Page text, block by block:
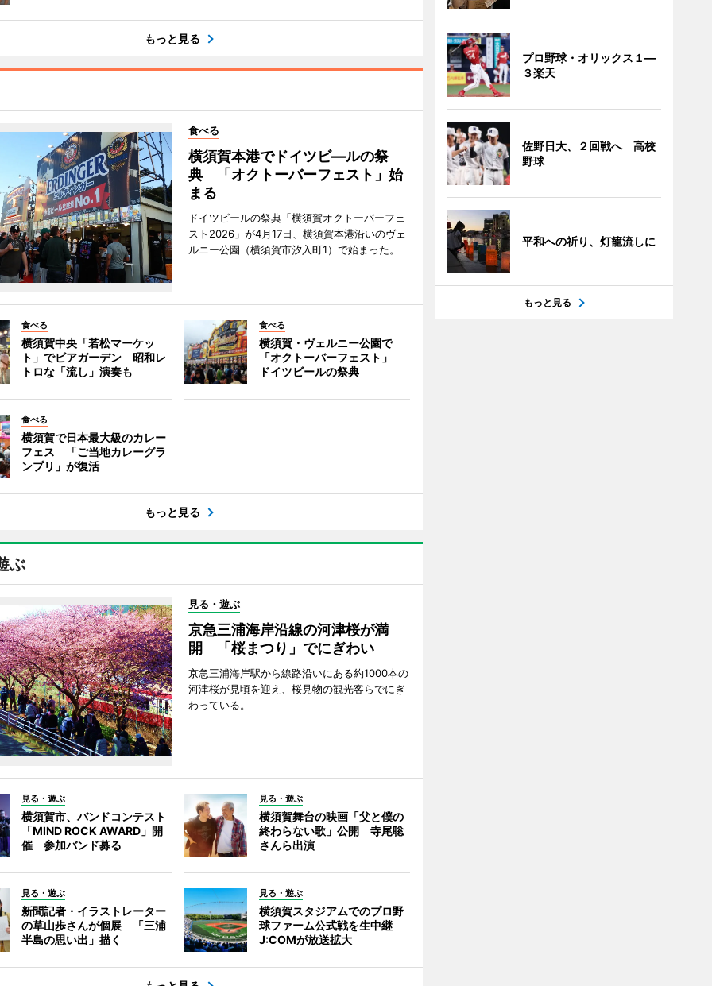
もっと見る
食べる
横須賀本港でドイツビ―ルの祭
典 「オクトーバーフェスト」始
まる
ドイツビールの祭典「横須賀オクトーバーフェ
スト2026」が4月17日、横須賀本港沿いのヴェ
ルニー公園（横須賀市汐入町1）で始まった。
食べる
横須賀中央「若松マーケッ
ト」でビアガーデン 昭和レ
トロな「流し」演奏も
食べる
横須賀・ヴェルニー公園で
「オクトーバーフェスト」
ドイツビールの祭典
食べる
横須賀で日本最大級のカレー
フェス 「ご当地カレーグラ
ンプリ」が復活
もっと見る
ぶ
見る・遊ぶ
京急三浦海岸沿線の河津桜が満
開 「桜まつり」でにぎわい
京急三浦海岸駅から線路沿いにある約1000本の
河津桜が見頃を迎え、桜見物の観光客らでにぎ
わっている。
見る・遊ぶ
横須賀市、バンドコンテスト
「MIND ROCK AWARD」開
催 参加バンド募る
見る・遊ぶ
横須賀舞台の映画「父と僕の
終わらない歌」公開 寺尾聡
さんら出演
見る・遊ぶ
新聞記者・イラストレーター
の草山歩さんが個展 「三浦
半島の思い出」描く
見る・遊ぶ
横須賀スタジアムでのプロ野
球ファーム公式戦を生中継
J:COMが放送拡大
プロ野球・オリックス１―
３楽天
佐野日大、２回戦へ 高校
野球
平和への祈り、灯籠流しに
もっと見る